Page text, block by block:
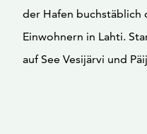
der Hafen buchstäblich
Einwohnern in Lahti.
auf See Vesijärvi und